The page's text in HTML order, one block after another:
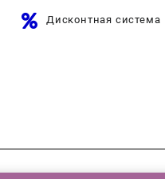
Дисконтная система